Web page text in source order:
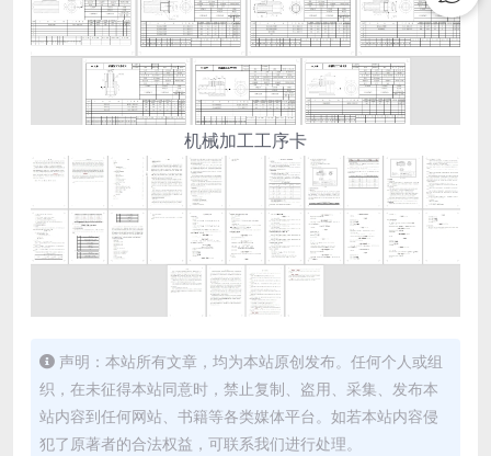
机械加工工序卡
声明：本站所有文章，均为本站原创发布。任何个人或组
织，在未征得本站同意时，禁止复制、盗用、采集、发布本
站内容到任何网站、书籍等各类媒体平台。如若本站内容侵
犯了原著者的合法权益，可联系我们进行处理。